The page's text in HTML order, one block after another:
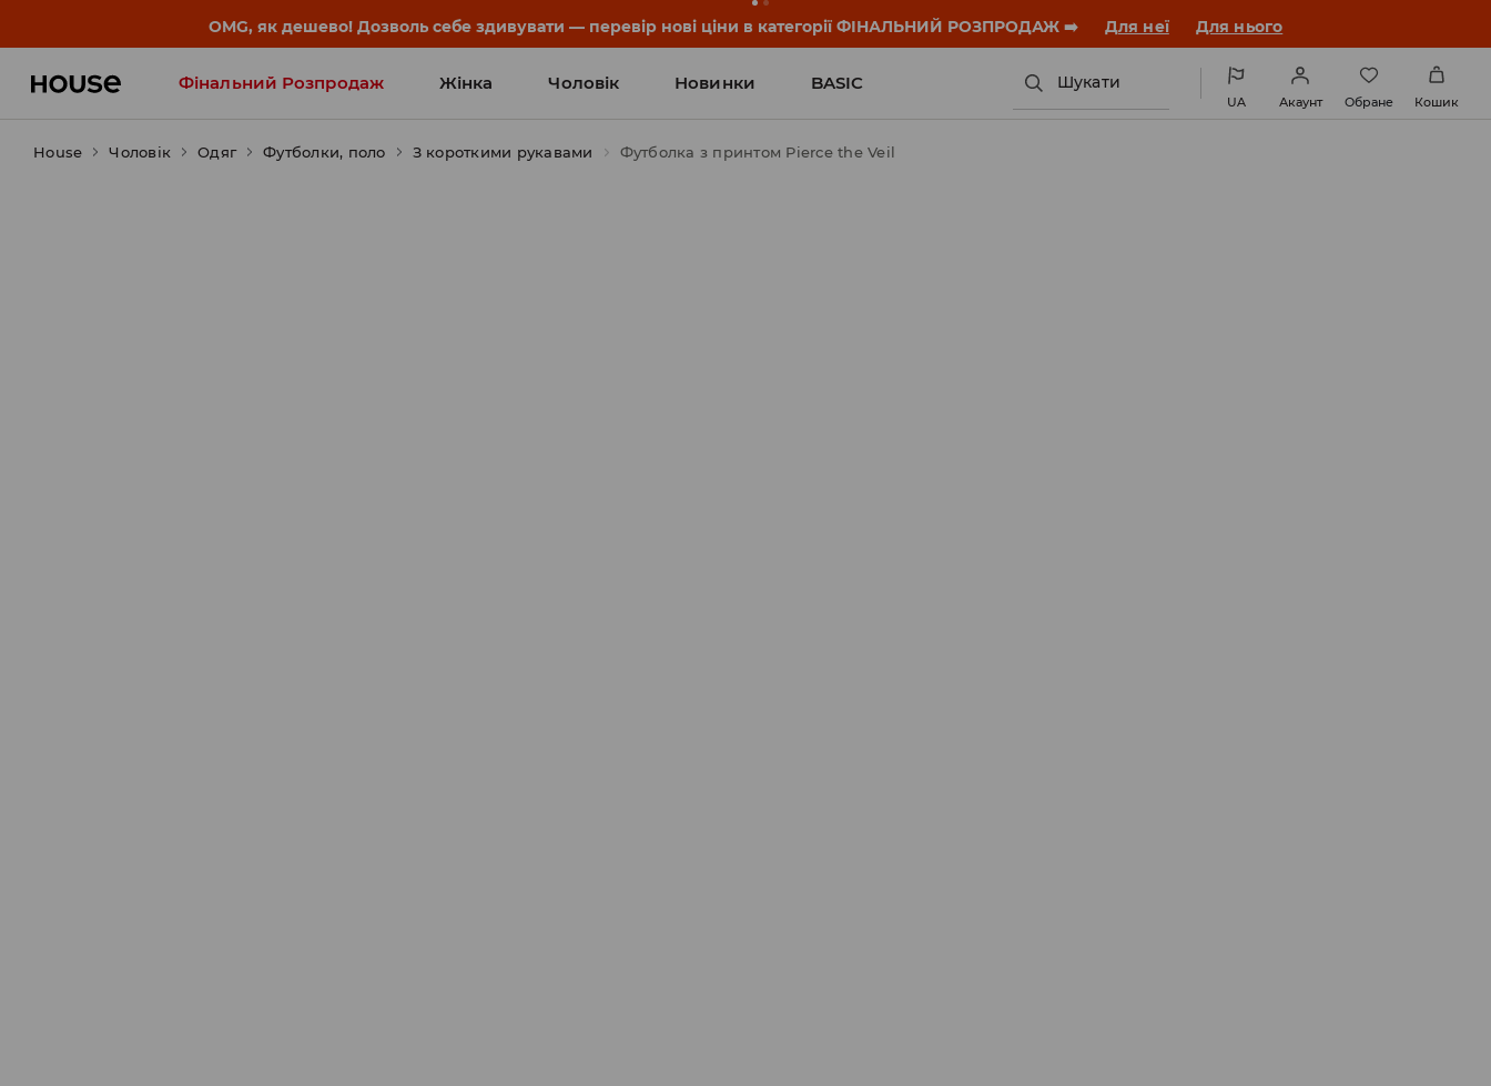
OMG, як дешево! Дозволь себе здивувати — перевір нові ціни в категорії ФІНАЛЬНИЙ РОЗПРОДАЖ ➡️ Для неї Для нього
Фінальний Розпродаж Жінка Чоловік Новинки BASIC
Influencers' Faves
Шукати
UA Акаунт Обране Кошик
House Чоловік Одяг Футболки, поло З короткими рукавами Футболка з принтом Pierce the Veil